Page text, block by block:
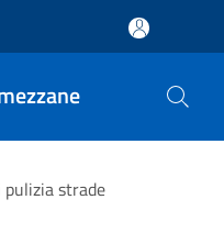
pulizia strade